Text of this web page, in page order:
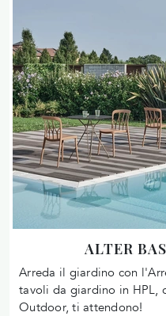
ALTER
Arreda il giardino con
tavoli da giardino in HPL,
Outdoor, ti attendono!